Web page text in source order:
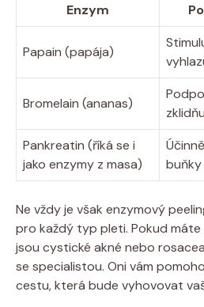
Enzym
Papain (papája)
Bromelain (ananas)
Pankreatin (říká se i
jako enzymy z masa)
buňky
Ne vždy je však enzymový
pro každý typ pleti. Pokud máte
jsou cystické akné nebo
se specialistou. Oni vám
cestu, která bude vyhovovat